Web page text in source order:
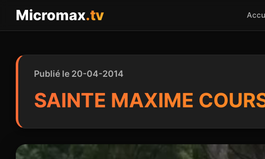
Micromax.tv
Publié le 20-04-2014
SAINTE MAXIME